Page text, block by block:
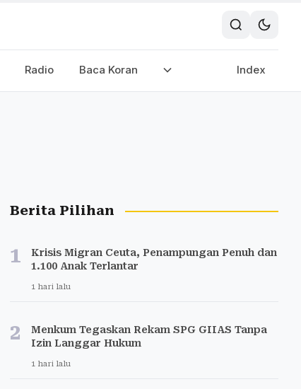
Radio Baca Koran Index
Berita Pilihan
1
Krisis Migran Ceuta, Penampungan Penuh dan
1.100 Anak Terlantar
1 hari lalu
2
Menkum Tegaskan Rekam SPG GIIAS Tanpa
Izin Langgar Hukum
1 hari lalu